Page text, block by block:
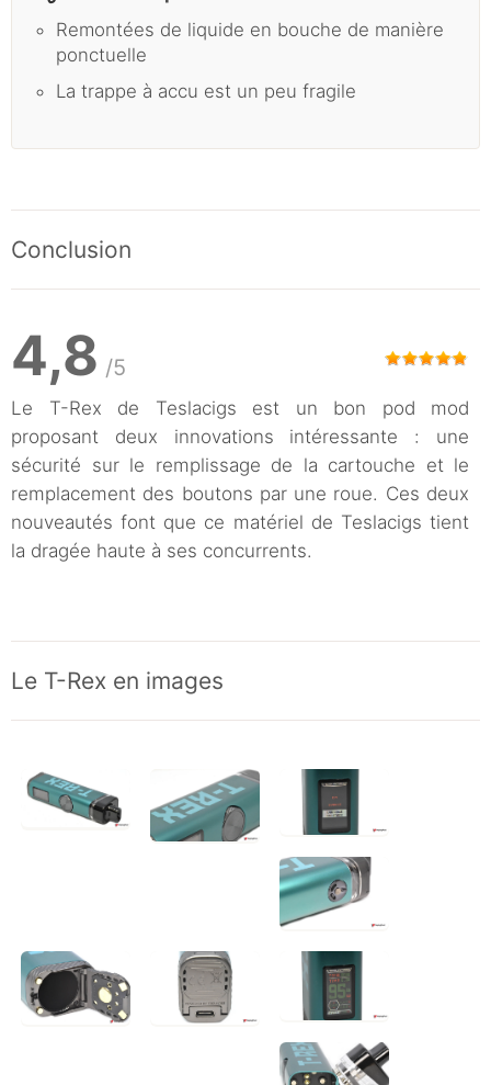
Remontées de liquide en bouche de manière
ponctuelle
La trappe à accu est un peu fragile
Conclusion
4,8 /5
Le T-Rex de Teslacigs est un bon pod mod
proposant deux innovations intéressante : une
sécurité sur le remplissage de la cartouche et le
remplacement des boutons par une roue. Ces deux
nouveautés font que ce matériel de Teslacigs tient
la dragée haute à ses concurrents.
Le T-Rex en images